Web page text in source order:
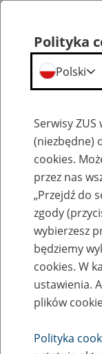
Szkolenia
Zaproś ZUS
eZUS w
Rodzaj wydarzenia
Polityka
Polski
Serwisy
(niezbędne)
cookies.
przez nas
„Przejdź do
zgody
wybierzesz
będziemy
cookies. W
ustawienia.
plików
Polityka